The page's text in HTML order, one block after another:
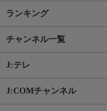
ランキング
チャンネル一覧
J:テレ
J:COMチャンネル